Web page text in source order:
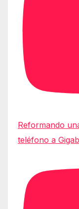
Reformando
teléfono a